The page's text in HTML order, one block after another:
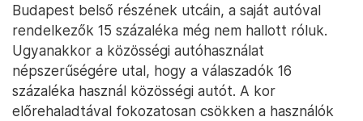
Budapest belső részének utcáin, a saját autóval
rendelkezők 15 százaléka még nem hallott róluk.
Ugyanakkor a közösségi autóhasználat
népszerűségére utal, hogy a válaszadók 16
százaléka használ közösségi autót. A kor
előrehaladtával fokozatosan csökken a használók